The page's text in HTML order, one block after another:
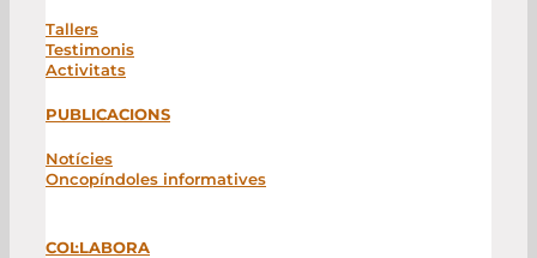
Tallers
Testimonis
Activitats
PUBLICACIONS
Notícies
Oncopíndoles informatives
COL·LABORA